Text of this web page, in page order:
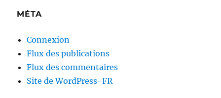
MÉTA
Connexion
Flux des publications
Flux des commentaires
Site de WordPress-FR